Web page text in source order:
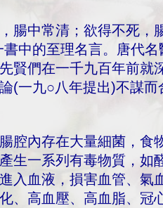
腸中常清；欲得不死
中的至理名言。唐代
賢們在一千九百年前就
(一九○八年提出)不謀
腔內存在大量細菌，食
生一系列有毒物質，如
入血液，損害血管、氣
、高血壓、高血脂、冠